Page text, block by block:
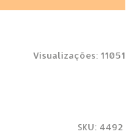
Visualizações: 11051
SKU: 4492